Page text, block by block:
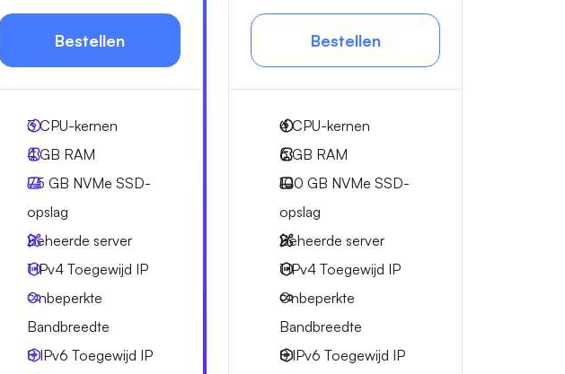
Bestellen
3CPU-kernen
4 GB RAM
75 GB NVMe SSD-
opslag
Beheerde server
1 IPv4 Toegewijd IP
Onbeperkte
Bandbreedte
8 IPv6 Toegewijd IP
Bestellen
4CPU-kernen
6 GB RAM
100 GB NVMe SSD-
opslag
Beheerde server
1 IPv4 Toegewijd IP
Onbeperkte
Bandbreedte
8 IPv6 Toegewijd IP